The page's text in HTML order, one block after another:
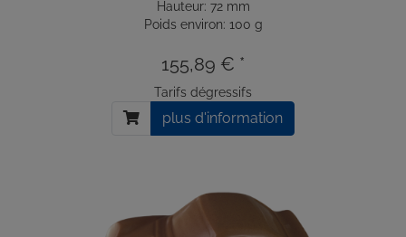
Hauteur: 72 mm
Poids environ: 100 g
155,89 € *
Tarifs dégressifs
plus d'information